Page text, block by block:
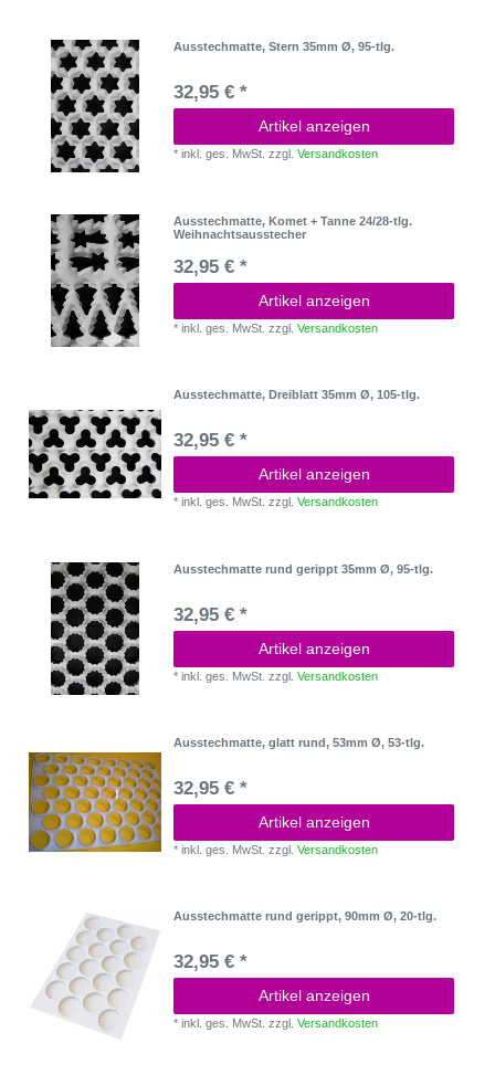
Ausstechmatte, Stern 35mm Ø, 95-tlg.
32,95 € *
Artikel anzeigen
*inkl. ges. MwSt. zzgl.Versandkosten
Ausstechmatte, Komet + Tanne 24/28-tlg.
Weihnachtsausstecher
32,95 € *
Artikel anzeigen
*inkl. ges. MwSt. zzgl.Versandkosten
Ausstechmatte, Dreiblatt 35mm Ø, 105-tlg.
32,95 € *
Artikel anzeigen
*inkl. ges. MwSt. zzgl.Versandkosten
Ausstechmatte rund gerippt 35mm Ø, 95-tlg.
32,95 € *
Artikel anzeigen
*inkl. ges. MwSt. zzgl.Versandkosten
Ausstechmatte, glatt rund, 53mm Ø, 53-tlg.
32,95 € *
Artikel anzeigen
*inkl. ges. MwSt. zzgl.Versandkosten
Ausstechmatte rund gerippt, 90mm Ø, 20-tlg.
32,95 € *
Artikel anzeigen
*inkl. ges. MwSt. zzgl.Versandkosten